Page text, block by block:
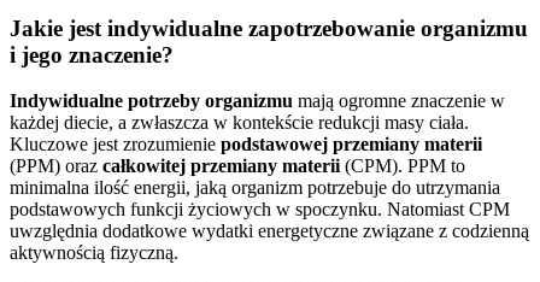
Jakie jest indywidualne zapotrzebowanie organizmu
i jego znaczenie?
Indywidualne potrzeby organizmu mają ogromne znaczenie w
każdej diecie, a zwłaszcza w kontekście redukcji masy ciała.
Kluczowe jest zrozumienie podstawowej przemiany materii
(PPM) oraz całkowitej przemiany materii (CPM). PPM to
minimalna ilość energii, jaką organizm potrzebuje do utrzymania
podstawowych funkcji życiowych w spoczynku. Natomiast CPM
uwzględnia dodatkowe wydatki energetyczne związane z codzienną
aktywnością fizyczną.